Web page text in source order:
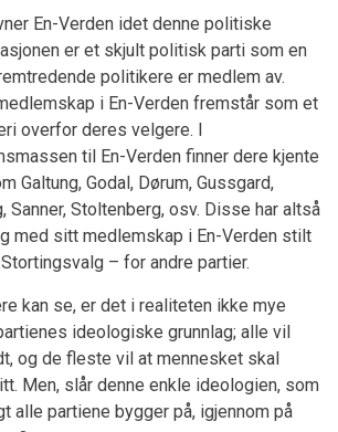
En-Verden idet denne politiske
er et skjult politisk parti som en
politikere er medlem av.
i En-Verden fremstår som et
overfor deres velgere. I
til En-Verden finner dere kjente
Galtung, Godal, Dørum, Gussgard,
Sanner, Stoltenberg, osv. Disse har altså
med sitt medlemskap i En-Verden stilt
– for andre partier.
kan se, er det i realiteten ikke mye
ideologiske grunnlag; alle vil
og de fleste vil at mennesket skal
Men, slår denne enkle ideologien, som
alle partiene bygger på, igjennom på